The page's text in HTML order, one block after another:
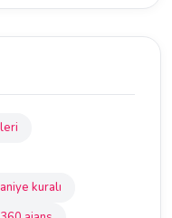
kuralı